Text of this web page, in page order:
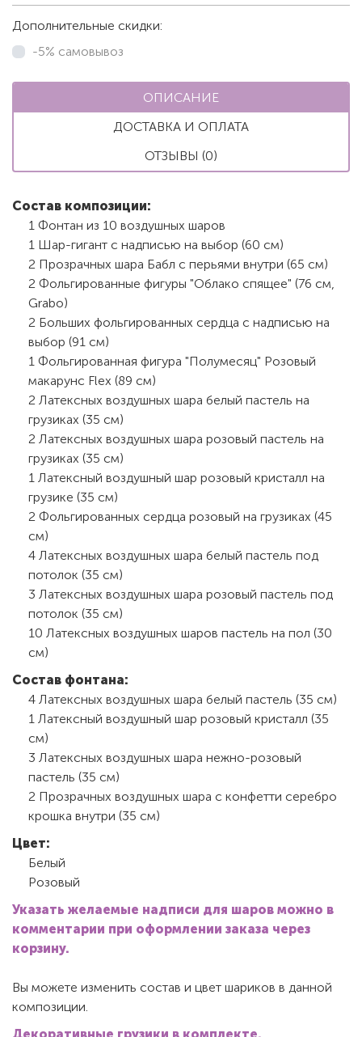
Дополнительные скидки:
-5% самовывоз
ОПИСАНИЕ
ДОСТАВКА И ОПЛАТА
ОТЗЫВЫ (0)
Состав композиции:
1 Фонтан из 10 воздушных шаров
1 Шар-гигант с надписью на выбор (60 см)
2 Прозрачных шара Бабл с перьями внутри (65 см)
2 Фольгированные фигуры "Облако спящее" (76 см,
Grabo)
2 Больших фольгированных сердца с надписью на
выбор (91 см)
1 Фольгированная фигура "Полумесяц" Розовый
макарунс Flex (89 см)
2 Латексных воздушных шара белый пастель на
грузиках (35 см)
2 Латексных воздушных шара розовый пастель на
грузиках (35 см)
1 Латексный воздушный шар розовый кристалл на
грузике (35 см)
2 Фольгированных сердца розовый на грузиках (45
см)
4 Латексных воздушных шара белый пастель под
потолок (35 см)
3 Латексных воздушных шара розовый пастель под
потолок (35 см)
10 Латексных воздушных шаров пастель на пол (30
см)
Состав фонтана:
4 Латексных воздушных шара белый пастель (35 см)
1 Латексный воздушный шар розовый кристалл (35
см)
3 Латексных воздушных шара нежно-розовый
пастель (35 см)
2 Прозрачных воздушных шара с конфетти серебро
крошка внутри (35 см)
Цвет:
Белый
Розовый
Указать желаемые надписи для шаров можно в
комментарии при оформлении заказа через
корзину.
Вы можете изменить состав и цвет шариков в данной
композиции.
Декоративные грузики в комплекте.